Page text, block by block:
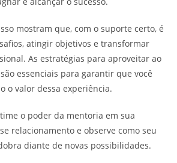
mostram que, com o suporte certo, é
atingir objetivos e transformar
As estratégias para aproveitar ao
essenciais para garantir que você
o valor dessa experiência.
o poder da mentoria em sua
relacionamento e observe como seu
diante de novas possibilidades.